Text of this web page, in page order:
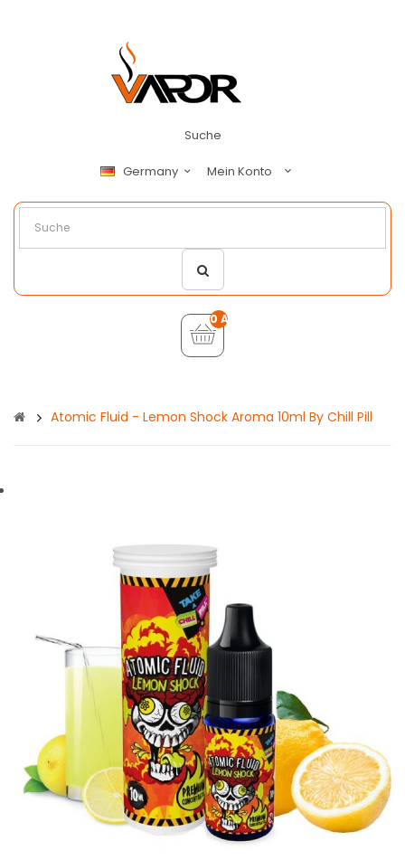
Suche
Germany Mein Konto
0 Artikel - €0,00
Atomic Fluid - Lemon Shock Aroma 10ml By Chill Pill